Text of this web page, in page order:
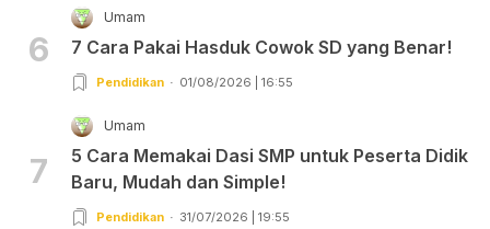
6
Umam
7 Cara Pakai Hasduk Cowok SD yang Benar!
Pendidikan 01/08/2026 | 16:55
7
Umam
5 Cara Memakai Dasi SMP untuk Peserta Didik
Baru, Mudah dan Simple!
Pendidikan 31/07/2026 | 19:55